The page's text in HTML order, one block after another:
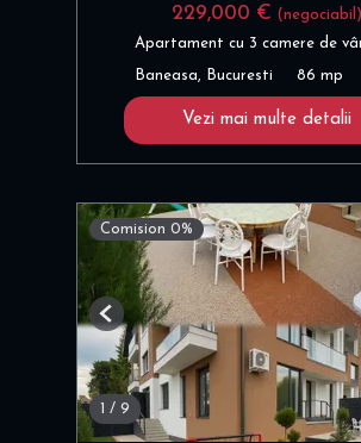
229,000 € (negociabil)
Apartament cu 3 camere de
Baneasa, Bucuresti 86 mp
Vezi mai multe detalii
Comision 0%
1 / 9
Previous